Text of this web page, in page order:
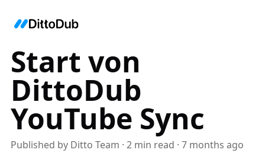
Start von
DittoDub
YouTube Sync
Published by Ditto Team · 2 min read · 7 months ago